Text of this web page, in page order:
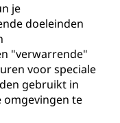
je
doeleinden
"verwarrende"
voor speciale
gebruikt in
omgevingen te